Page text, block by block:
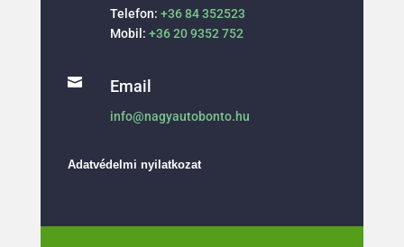
Telefon: +36 84 352523
Mobil: +36 20 9352 752
 Email
info@nagyautobonto.hu
Adatvédelmi nyilatkozat